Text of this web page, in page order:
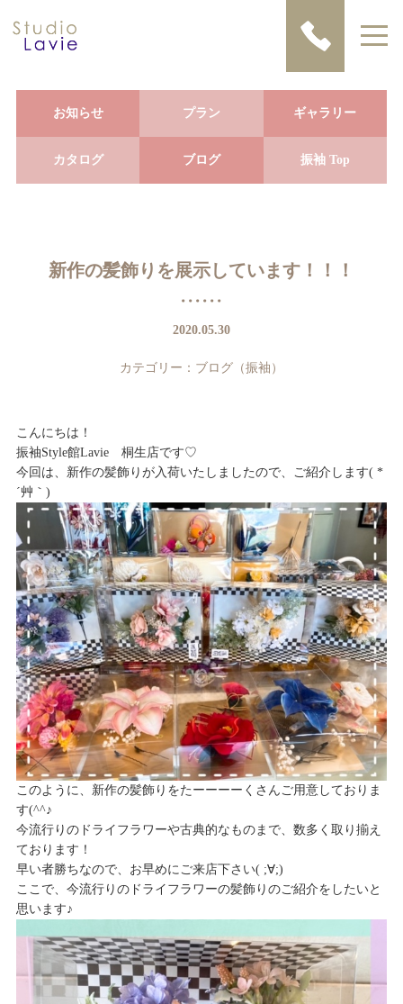
お知らせ プラン ギャラリー
カタログ ブログ 振袖 Top
新作の髪飾りを展示しています！！！
2020.05.30
カテゴリー： ブログ（振袖）
こんにちは！
振袖Style館Lavie 桐生店です♡
今回は、新作の髪飾りが入荷いたしましたので、ご紹介します( *
´艸｀)
このように、新作の髪飾りをたーーーーくさんご用意しておりま
す(^^♪
今流行りのドライフラワーや古典的なものまで、数多く取り揃え
ております！
早い者勝ちなので、お早めにご来店下さい( ;∀;)
ここで、今流行りのドライフラワーの髪飾りのご紹介をしたいと
思います♪